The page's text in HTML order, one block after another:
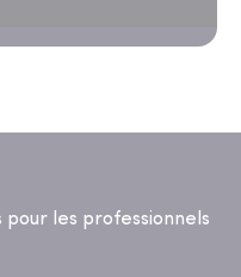
pour les professionnels